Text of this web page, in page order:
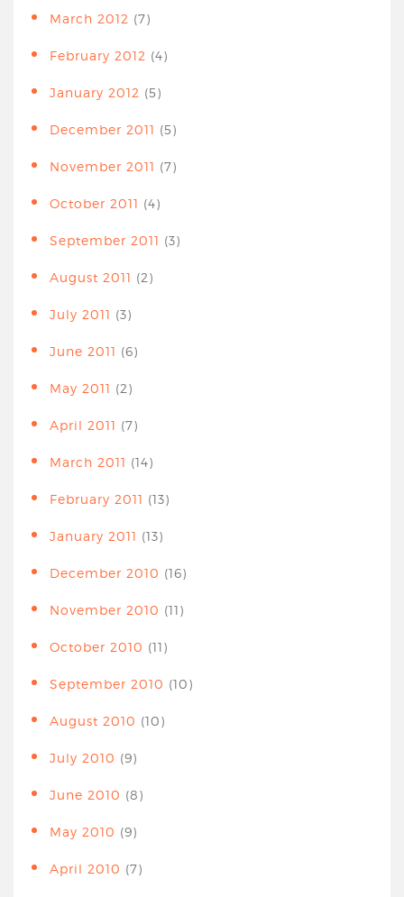
March 2012 (7)
February 2012 (4)
January 2012 (5)
December 2011 (5)
November 2011 (7)
October 2011 (4)
September 2011 (3)
August 2011 (2)
July 2011 (3)
June 2011 (6)
May 2011 (2)
April 2011 (7)
March 2011 (14)
February 2011 (13)
January 2011 (13)
December 2010 (16)
November 2010 (11)
October 2010 (11)
September 2010 (10)
August 2010 (10)
July 2010 (9)
June 2010 (8)
May 2010 (9)
April 2010 (7)